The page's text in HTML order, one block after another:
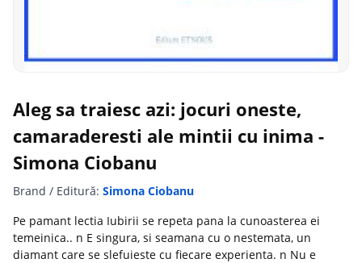
Aleg sa traiesc azi: jocuri oneste,
camaraderesti ale mintii cu inima -
Simona Ciobanu
Brand / Editură: Simona Ciobanu
Pe pamant lectia Iubirii se repeta pana la cunoasterea ei
temeinica.. n E singura, si seamana cu o nestemata, un
diamant care se slefuieste cu fiecare experienta. n Nu e